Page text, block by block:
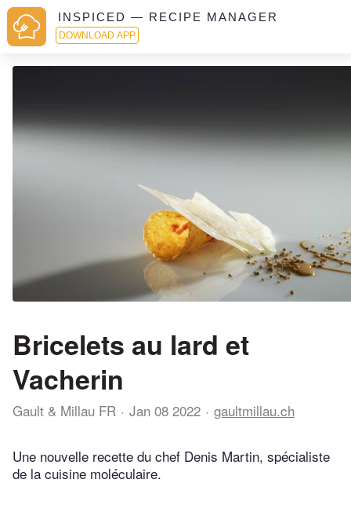
INSPICED — RECIPE MANAGER
DOWNLOAD APP
Bricelets au lard et
Vacherin
Gault & Millau FR Jan 08 2022 gaultmillau.ch
Une nouvelle recette du chef Denis Martin, spécialiste
de la cuisine moléculaire.